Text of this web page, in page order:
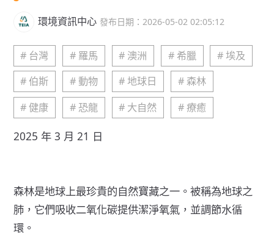
環境資訊中心 發布日期：2026-05-02 02:05:12
# 台灣 # 羅馬 # 澳洲 # 希臘
# 埃及
# 伯斯
# 動物 # 地球日
# 森林
# 健康
# 恐龍 # 大自然 # 療癒
2025 年 3 月 21 日
森林是地球上最珍貴的自然寶藏之一。被稱為地球之
肺，它們吸收二氧化碳提供潔淨氧氣，並調節水循
環。